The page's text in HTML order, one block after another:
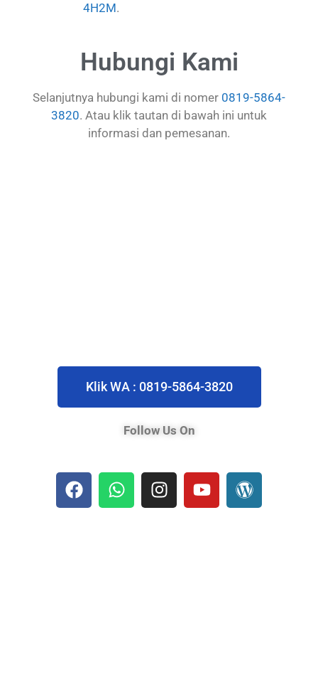
4H2M.
Hubungi Kami
Selanjutnya hubungi kami di nomer 0819-5864-
3820. Atau klik tautan di bawah ini untuk
informasi dan pemesanan.
Klik WA : 0819-5864-3820
Follow Us On